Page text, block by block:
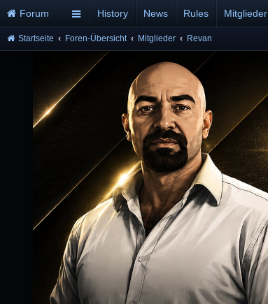
Forum History News Rules Mitglieder
Startseite Foren-Übersicht Mitglieder Revan